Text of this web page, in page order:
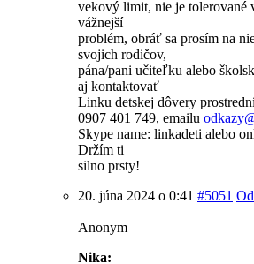
vekový limit, nie je tolerované
vážnejší
problém, obráť sa prosím na
svojich rodičov,
pána/pani učiteľku alebo
aj kontaktovať
Linku detskej dôvery
0907 401 749, emailu
Skype name: linkadeti alebo
Držím ti
silno prsty!
20. júna 2024 o 0:41 #5051
Anonym
Nika: